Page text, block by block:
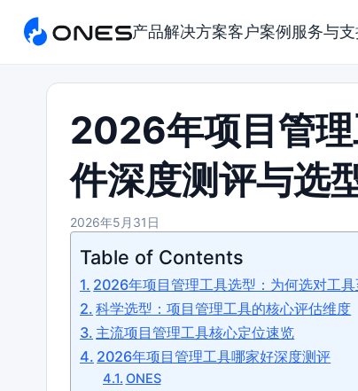
产品解决方案客户案例 服务与
2026年项目管
件深度测评与选
2026年5月31日
Table of Contents
2026年项目管理工具选型：为何选对工
科学选型：项目管理工具的核心评估维度
主流项目管理工具核心定位速览
2026年项目管理工具哪家好深度测评
ONES